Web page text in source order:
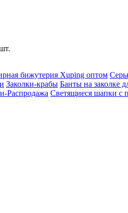
бижутерия Xuping оптом
Заколки-крабы Банты на заколке
Распродажа Светящиеся шапки